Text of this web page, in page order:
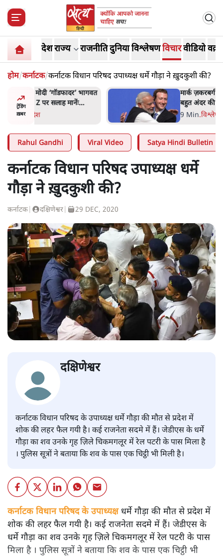
देशराज्य राजनीतिदुनियाविश्लेषणविचारवीडियो
होम/कर्नाटक/कर्नाटक विधान परिषद उपाध्यक्ष धर्मे गौड़ा ने ख़ुदकुशी की?
ट्रेंडिंग
ख़बर
भागवत
मार्क ज़करबर्ग का माफीनामाः ये
बहुत अंदर की बात है
9 Min.विश्लेषण
Rahul Gandhi Viral Video Satya Hindi Bulletin
कर्नाटक विधान परिषद उपाध्यक्ष धर्मे
गौड़ा ने ख़ुदकुशी की?
कर्नाटक दक्षिणेश्वर 29 DEC, 2020
दक्षिणेश्वर
कर्नाटक विधान परिषद के उपाध्यक्ष धर्मे गौड़ा की मौत से प्रदेश में
शोक की लहर फैल गयी है। कई राजनेता सदमे में हैं। जेडीएस के धर्मे
गौड़ा का शव उनके गृह ज़िले चिकमगलूर में रेल पटरी के पास मिला है
। पुलिस सूत्रों ने बताया कि शव के पास एक चिट्ठी भी मिली है।
कर्नाटक विधान परिषद के उपाध्यक्ष धर्मे गौड़ा की मौत से प्रदेश में
शोक की लहर फैल गयी है। कई राजनेता सदमे में हैं। जेडीएस के
धर्मे गौड़ा का शव उनके गृह ज़िले चिकमगलूर में रेल पटरी के पास
मिला है । पुलिस सूत्रों ने बताया कि शव के पास एक चिट्ठी भी